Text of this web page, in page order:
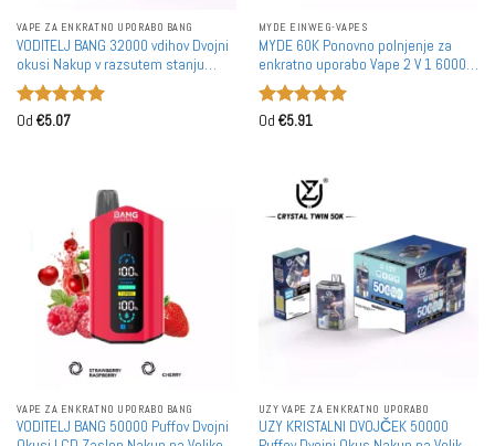
VAPE ZA ENKRATNO UPORABO BANG
VODITELJ BANG 32000 vdihov Dvojni
okusi Nakup v razsutem stanju
Ponovno polnijoče se Odložljive
Vape na veliko
Ocenjeno
Od €5.07
MYDE EINWEG-VAPES
MYDE 60K Ponovno polnjenje za
enkratno uporabo Vape 2 V 1 60000
vdihov Trgovska veleprodaja nakup v
razsutem stanju
Ocenjeno
Od €5.91
VAPE ZA ENKRATNO UPORABO BANG
VODITELJ BANG 50000 Puffov Dvojni
UZY VAPE ZA ENKRATNO UPORABO
UZY KRISTALNI DVOJČEK 50000